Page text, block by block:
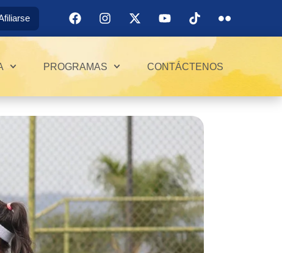
PROGRAMAS CONTÁCTENOS